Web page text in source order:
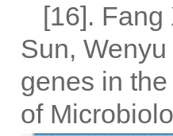
[16].
Sun,
genes in
of